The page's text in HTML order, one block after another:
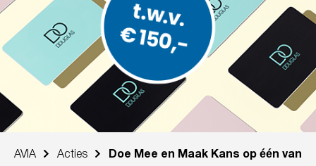
AVIA Acties
Doe Mee en Maak Kans op één van